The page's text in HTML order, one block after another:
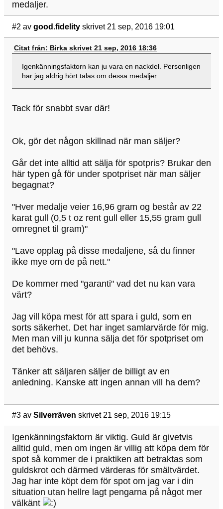
medaljer.
#2 av good.fidelity skrivet 21 sep, 2016 19:01
Citat från: Birka skrivet 21 sep, 2016 18:36
Igenkänningsfaktorn kan ju vara en nackdel. Personligen
har jag aldrig hört talas om dessa medaljer.
Tack för snabbt svar där!
Ok, gör det någon skillnad när man säljer?
Går det inte alltid att sälja för spotpris? Brukar den
här typen gå för under spotpriset när man säljer
begagnat?
"Hver medalje veier 16,96 gram og består av 22
karat gull (0,5 t oz rent gull eller 15,55 gram gull
omregnet til gram)"
"Lave opplag på disse medaljene, så du finner
ikke mye om de på nett."
De kommer med "garanti" vad det nu kan vara
värt?
Jag vill köpa mest för att spara i guld, som en
sorts säkerhet. Det har inget samlarvärde för mig.
Men man vill ju kunna sälja det för spotpriset om
det behövs.
Tänker att säljaren säljer de billigt av en
anledning. Kanske att ingen annan vill ha dem?
#3 av Silverräven skrivet 21 sep, 2016 19:15
Igenkänningsfaktorn är viktig. Guld är givetvis
alltid guld, men om ingen är villig att köpa dem för
spot så kommer de i praktiken att betraktas som
guldskrot och därmed värderas för smältvärdet.
Jag har inte köpt dem för spot om jag var i din
situation utan hellre lagt pengarna på något mer
välkänt